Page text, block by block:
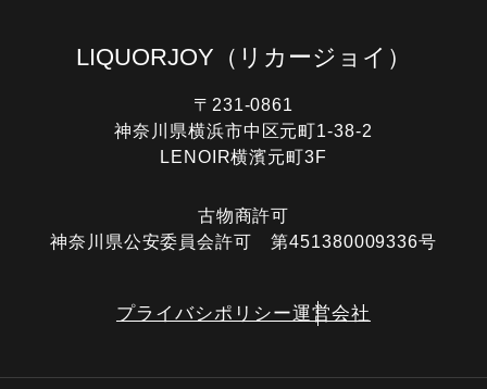
LIQUORJOY （リカージョイ）
〒231-0861
神奈川県横浜市中区元町1-38-2
LENOIR横濱元町3F
古物商許可
神奈川県公安委員会許可 第451380009336号
プライバシポリシー運営会社